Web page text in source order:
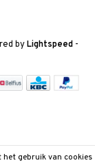
byLightspeed -
gebruik van cookies